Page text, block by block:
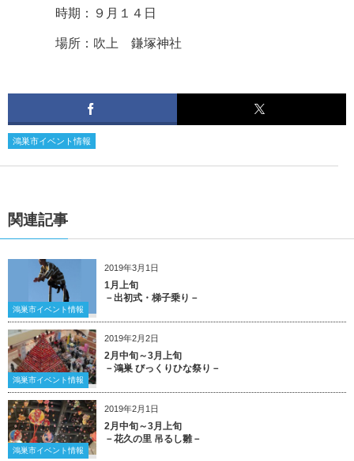
時期：９月１４日
場所：吹上 鎌塚神社
鴻巣市イベント情報
関連記事
2019年3月1日
鴻巣市イベント情報
1月上旬
－出初式・梯子乗り－
2019年2月2日
鴻巣市イベント情報
2月中旬～3月上旬
－鴻巣 びっくりひな祭り－
2019年2月1日
鴻巣市イベント情報
2月中旬～3月上旬
－花久の里 吊るし雛－